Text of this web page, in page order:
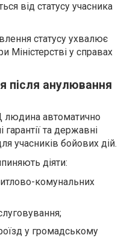
від статусу учасника
статусу ухвалює
Міністерстві у справах
після анулювання
людина автоматично
гарантії та державні
учасників бойових дій.
діяти:
комунальних
у громадському